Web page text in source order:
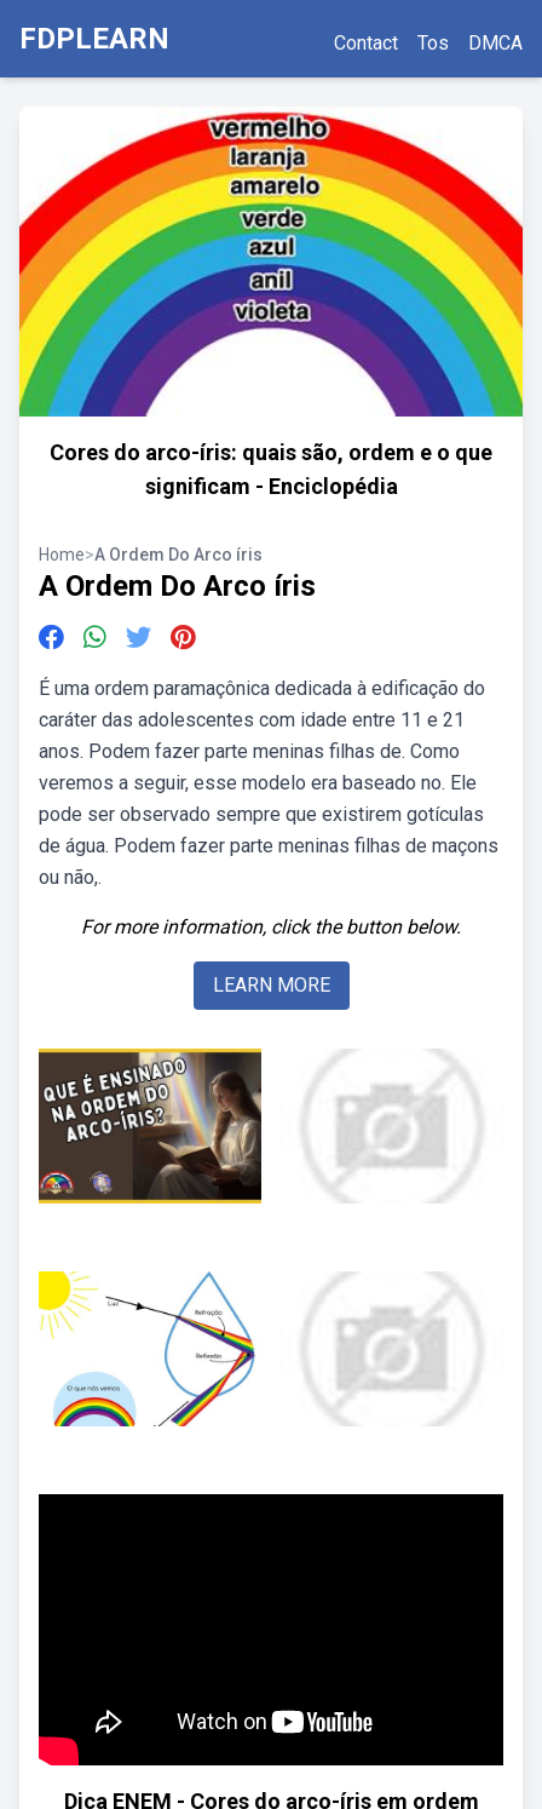
FDPLEARN Contact Tos DMCA
Cores do arco-íris: quais são, ordem e o que
significam - Enciclopédia
Home>A Ordem Do Arco íris
A Ordem Do Arco íris
É uma ordem paramaçônica dedicada à edificação do
caráter das adolescentes com idade entre 11 e 21
anos. Podem fazer parte meninas filhas de. Como
veremos a seguir, esse modelo era baseado no. Ele
pode ser observado sempre que existirem gotículas
de água. Podem fazer parte meninas filhas de maçons
ou não,.
For more information, click the button below.
LEARN MORE
Dica ENEM - Cores do arco-íris em ordem